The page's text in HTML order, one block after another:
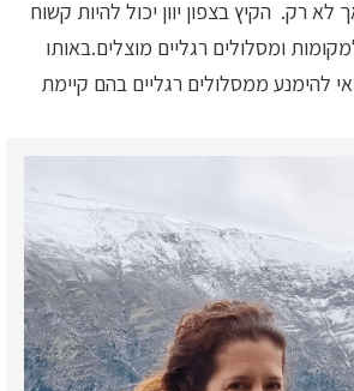
לא רק. הקיץ בצפון יוון יכול להיות קשוח
ומסלולים רגליים מוצלים.באותו
להימנע ממסלולים רגליים בהם קיימת